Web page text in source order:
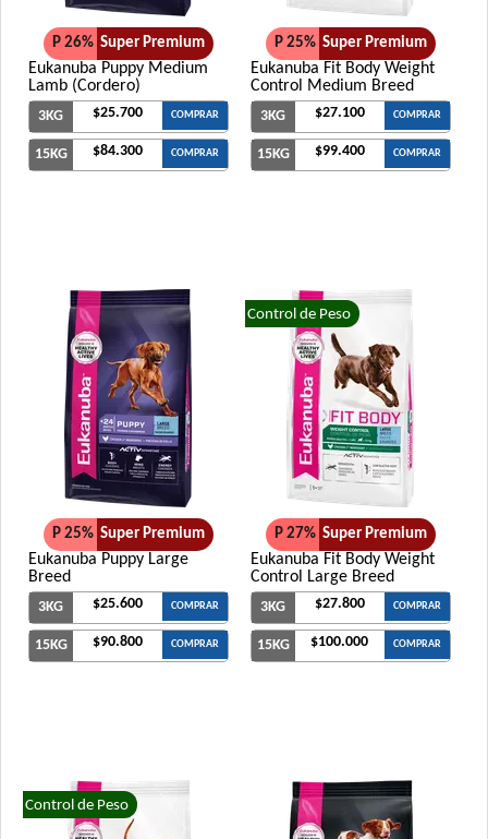
P 26% Super Premium
Eukanuba Puppy Medium
Lamb (Cordero)
3KG $25.700 COMPRAR
15KG $84.300 COMPRAR
P 25% Super Premium
Eukanuba Fit Body Weight
Control Medium Breed
3KG $27.100 COMPRAR
15KG $99.400 COMPRAR
P 25% Super Premium
Eukanuba Puppy Large
Breed
3KG $25.600 COMPRAR
15KG $90.800 COMPRAR
Control de Peso
P 27% Super Premium
Eukanuba Fit Body Weight
Control Large Breed
3KG $27.800 COMPRAR
15KG $100.000 COMPRAR
Control de Peso